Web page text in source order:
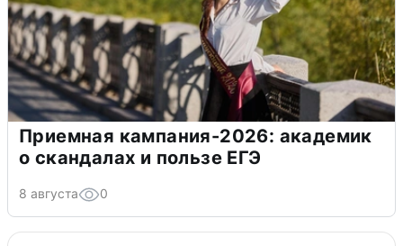
Приемная кампания-2026: академик
о скандалах и пользе ЕГЭ
8 августа 0